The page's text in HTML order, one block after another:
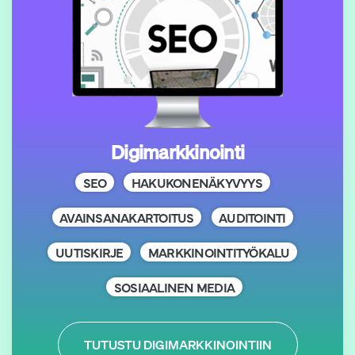
Digimarkkinointi
SEO
HAKUKONENÄKYVYYS
AVAINSANAKARTOITUS
AUDITOINTI
UUTISKIRJE
MARKKINOINTITYÖKALU
SOSIAALINEN MEDIA
TUTUSTU DIGIMARKKINOINTIIN